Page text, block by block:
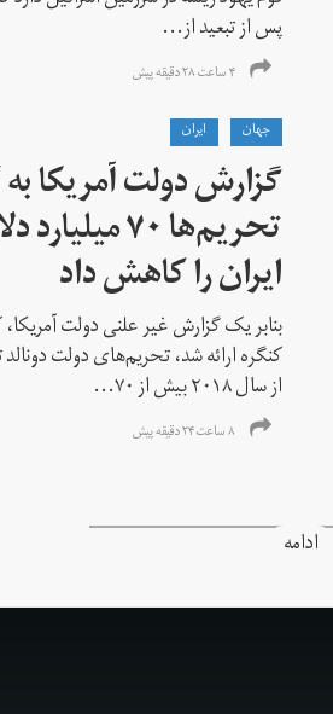
پس از تبعید از...
۴ ساعت ۲۸ دقیقه پیش
جهان
ايران
گزارش دولت آمریکا
تحریم‌ها ۷۰
ایران را کاهش داد
بنابر یک گزارش غیر علنی دولت آمریکا،
کنگره ارائه شد، تحریم‌های دولت
از سال ۲۰۱۸ بیش از ۷۰...
۸ ساعت ۲۴ دقیقه پیش
ادامه